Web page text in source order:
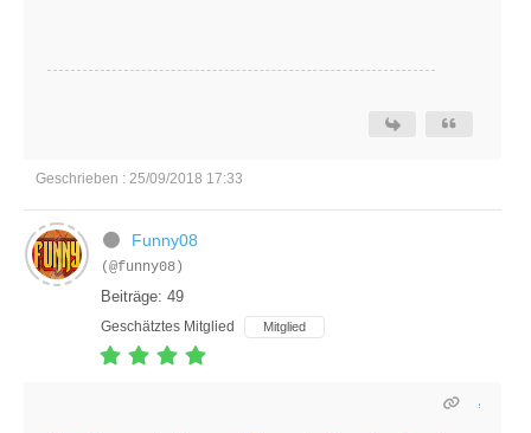
Geschrieben : 25/09/2018 17:33
Funny08
(@funny08)
Beiträge: 49
Geschätztes Mitglied Mitglied